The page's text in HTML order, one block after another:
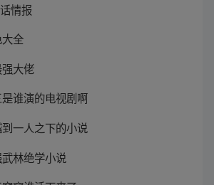
情报
全
大佬
谁演的电视剧啊
一人之下的小说
林绝学小说